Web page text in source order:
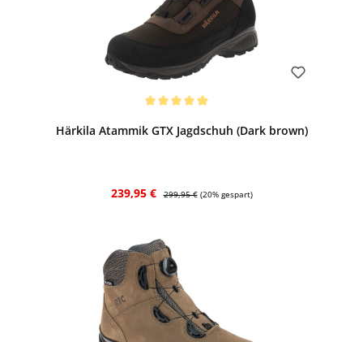
Härkila Atammik GTX Jagdschuh (Dark brown)
Verkaufspreis:
239,95 € Regulärer Preis:
299,95 € (20% gespart)